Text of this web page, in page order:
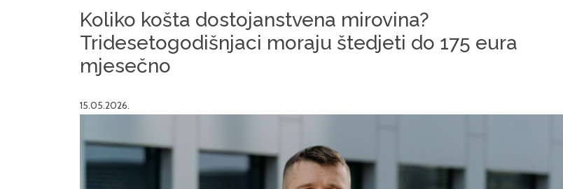
Koliko košta dostojanstvena mirovina?
Tridesetogodišnjaci moraju štedjeti do 175 eura
mjesečno
15.05.2026.